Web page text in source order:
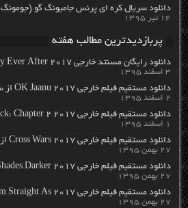
دانلود سریال کره ای پرنس جامیونگ گو (جومونگ ۳) با لینک مستقیم
۱۴ تیر ۱۳۹۵
پربازدیدترین مطالب هفته
دانلود رایگان مسنتد خارجی Britney Ever After 2017 با لینک مستقیم
۳ اسفند ۱۳۹۵
دانلود مستقیم فیلم خارجی OK Jaanu 2017 از سرور سایت
۲ اسفند ۱۳۹۵
دانلود مستقیم فیلم خارجی John Wick: Chapter 2 2017 از سرور سایت
۱ اسفند ۱۳۹۵
دانلود مستقیم فیلم خارجی Cross Wars 2017 از سرور سایت
۲۷ بهمن ۱۳۹۵
دانلود مستقیم فیلم خارجی Fifty Shades Darker 2017 از سرور سایت
۲۷ بهمن ۱۳۹۵
دانلود مستقیم فیلم خارجی From Straight As 2017 از سرور سایت
۲۷ بهمن ۱۳۹۵